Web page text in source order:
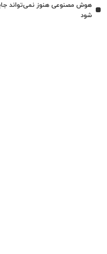
هوش مصنوعی هنوز نمی‌تواند
شود